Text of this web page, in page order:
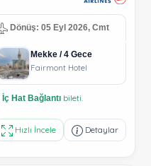
Dönüş: 05 Eyl 2026, Cmt
Mekke / 4 Gece
Fairmont Hotel
İç Hat Bağlantıbileti.
Hızlı İncele Detaylar